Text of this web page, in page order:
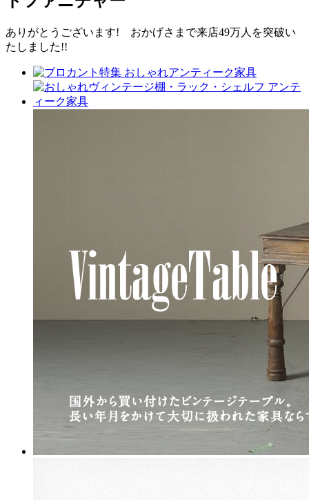
ありがとうございます! おかげさまで来店49万人を突破い
たしました!!